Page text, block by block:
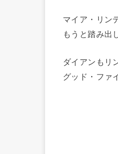
マイア・リン
もうと踏み出
ダイアンもリ
グッド・ファ